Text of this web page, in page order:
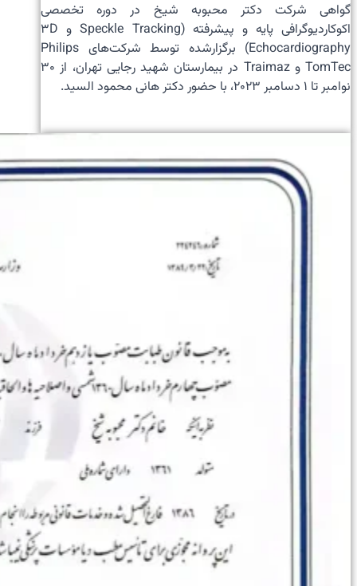
گواهی شرکت دکتر محبوبه شیخ در دوره تخصصی
اکوکاردیوگرافی پایه و پیشرفته (Speckle Tracking و 3D
Echocardiography) برگزارشده توسط شرکت‌های Philips
TomTec و Traimaz در بیمارستان شهید رجایی تهران، از ۳۰
نوامبر تا ۱ دسامبر ۲۰۲۳، با حضور دکتر هانی محمود السید.